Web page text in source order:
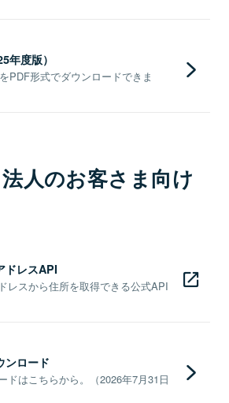
年度版）
PDF形式でダウンロードできま
人のお客さま向け
ドレスAPI
レスから住所を取得できる公式API
ンロード
ドはこちらから。（2026年7月31日